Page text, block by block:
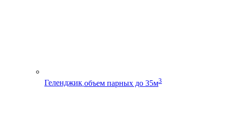
Геленджик объем парных до 35м3